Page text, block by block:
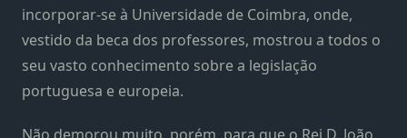
incorporar-se à Universidade de Coimbra, onde,
vestido da beca dos professores, mostrou a todos o
seu vasto conhecimento sobre a legislação
portuguesa e europeia.